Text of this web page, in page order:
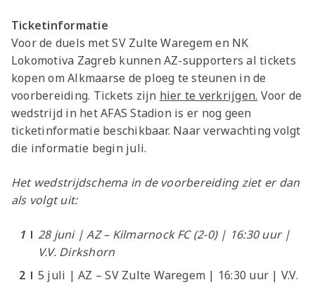
Ticketinformatie
Voor de duels met SV Zulte Waregem en NK
Lokomotiva Zagreb kunnen AZ-supporters al tickets
kopen om Alkmaarse de ploeg te steunen in de
voorbereiding. Tickets zijn hier te verkrijgen. Voor de
wedstrijd in het AFAS Stadion is er nog geen
ticketinformatie beschikbaar. Naar verwachting volgt
die informatie begin juli.
Het wedstrijdschema in de voorbereiding ziet er dan
als volgt uit:
28 juni | AZ – Kilmarnock FC (2-0) | 16:30 uur |
V.V. Dirkshorn
5 juli | AZ – SV Zulte Waregem | 16:30 uur | V.V.